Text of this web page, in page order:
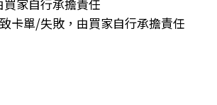
家自行承擔責任
卡單/失敗，由買家自行承擔責任